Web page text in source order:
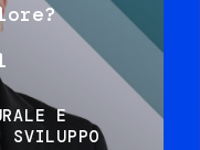
E
SVILUPPO